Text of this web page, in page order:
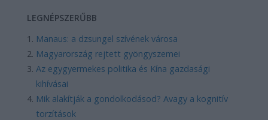
LEGNÉPSZERŰBB
Manaus: a dzsungel szívének városa
Magyarország rejtett gyöngyszemei
Az egygyermekes politika és Kína gazdasági
kihívásai
Mik alakítják a gondolkodásod? Avagy a kognitív
torzítások